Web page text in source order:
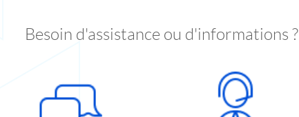
Besoin d'assistance ou d'informations ?